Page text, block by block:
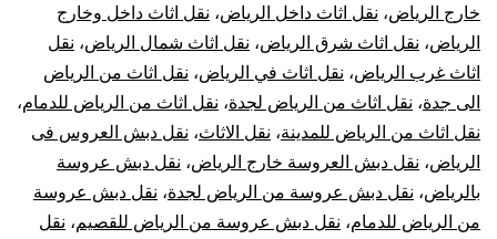
خارج الرياض، نقل اثاث داخل الرياض، نقل اثاث داخل وخارج
الرياض، نقل اثاث شرق الرياض، نقل اثاث شمال الرياض، نقل
اثاث غرب الرياض، نقل اثاث في الرياض، نقل اثاث من الرياض
الى جدة، نقل اثاث من الرياض لجدة، نقل اثاث من الرياض للدمام،
نقل اثاث من الرياض للمدينة، نقل الاثاث، نقل دبش العروس فى
الرياض، نقل دبش العروسة خارج الرياض، نقل دبش عروسة
بالرياض، نقل دبش عروسة من الرياض لجدة، نقل دبش عروسة
من الرياض للدمام، نقل دبش عروسة من الرياض للقصيم، نقل